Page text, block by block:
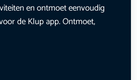
en ontmoet eenvoudig
de Klup app. Ontmoet,